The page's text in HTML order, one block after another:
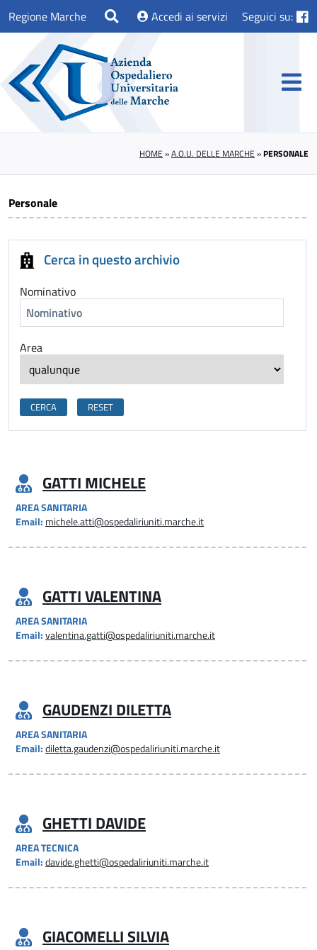
Regione Marche Accedi ai servizi Seguici su:
HOME »A.O.U. DELLE MARCHE »PERSONALE
Personale
Cerca in questo archivio
Nominativo
Area
GATTI MICHELE
AREA SANITARIA
Email: michele.atti@ospedaliriuniti.marche.it
GATTI VALENTINA
AREA SANITARIA
Email: valentina.gatti@ospedaliriuniti.marche.it
GAUDENZI DILETTA
AREA SANITARIA
Email: diletta.gaudenzi@ospedaliriuniti.marche.it
GHETTI DAVIDE
AREA TECNICA
Email: davide.ghetti@ospedaliriuniti.marche.it
GIACOMELLI SILVIA